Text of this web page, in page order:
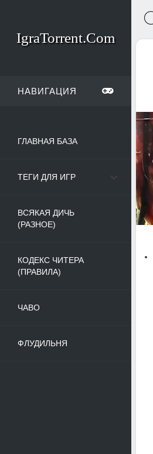
IgraTorrent.Com
НАВИГАЦИЯ
ГЛАВНАЯ БАЗА
ТЕГИ ДЛЯ ИГР
ВСЯКАЯ ДИЧЬ
(РАЗНОЕ)
КОДЕКС ЧИТЕРА
(ПРАВИЛА)
ЧАВО
ФЛУДИЛЬНЯ